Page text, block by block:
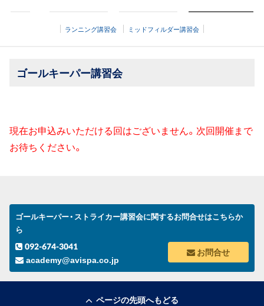
ランニング講習会 ミッドフィルダー講習会
ゴールキーパー講習会
現在お申込みいただける回はございません。次回開催まで
お待ちください。
ゴールキーパー・ストライカー講習会に関するお問合せはこちらか
ら
092-674-3041
academy@avispa.co.jp
お問合せ
ページの先頭へもどる